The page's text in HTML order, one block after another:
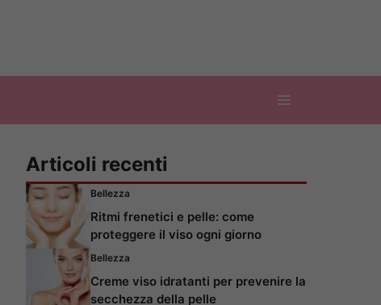
Articoli recenti
Bellezza
Ritmi frenetici e pelle: come
proteggere il viso ogni giorno
Bellezza
Creme viso idratanti per prevenire la
secchezza della pelle